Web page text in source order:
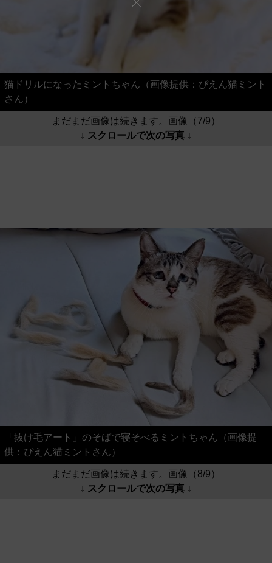
猫ドリルになったミントちゃん（画像提供：ぴえん猫ミント
さん）
まだまだ画像は続きます。画像（7/9）
↓ スクロールで次の写真 ↓
「抜け毛アート」のそばで寝そべるミントちゃん（画像提
供：ぴえん猫ミントさん）
まだまだ画像は続きます。画像（8/9）
↓ スクロールで次の写真 ↓